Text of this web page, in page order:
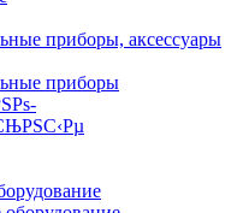
приборы, аксессуары
приборы